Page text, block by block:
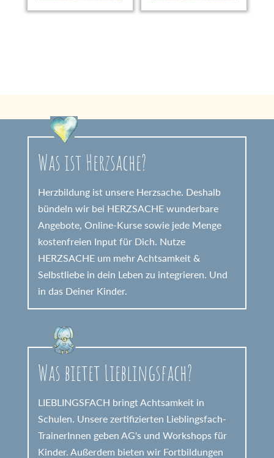
Warenkorb
Warenkorb
Was ist Herzsache?
Herzbildung ist unsere Herzsache. Deshalb
bündeln wir bei HERZSACHE wunderbare
Angebote, Online-Kurse sowie jede Menge
kostenfreien Input für Dich. Nutze
HERZSACHE um mehr Achtsamkeit &
Selbstliebe in dein Leben zu integrieren. Und
in das Deiner Kinder.
Was bietet Lieblingsfach?
LIEBLINGSFACH bringt Achtsamkeit in
Schulen. Unsere zertifizierten Lieblingsfach-
TrainerInnen geben AG's und Workshops für
Kinder. Außerdem bieten wir Fortbildungen